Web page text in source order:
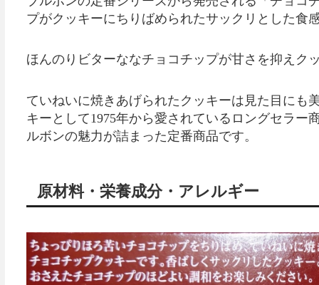
プがクッキーにちりばめられたサックリとした食
ほんのりビターななチョコチップが甘さを抑えク
ていねいに焼きあげられたクッキーは見た目にも
キーとして1975年から愛されているロングセラ
ルボンの魅力が詰まった定番商品です。
原材料・栄養成分・アレルギー